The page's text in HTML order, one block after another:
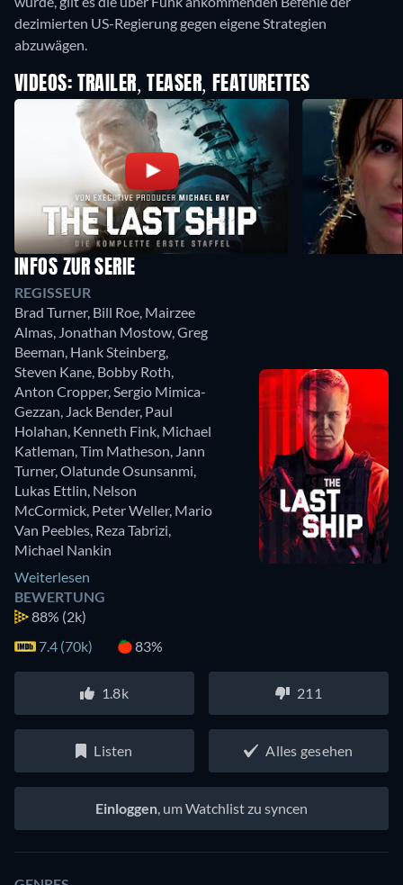
dezimierten US-Regierung gegen eigene Strategien
abzuwägen.
VIDEOS: TRAILER, TEASER, FEATURETTES
INFOS ZUR SERIE
REGISSEUR
Brad Turner, Bill Roe Mairzee
Almas Jonathan Mostow Greg
Beeman Hank Steinberg
Steven Kane Bobby Roth
Anton Cropper, Sergio Mimica-
Gezzan Jack Bender, Paul
Holahan Kenneth Fink Michael
Katleman Tim Matheson Jann
Turner, Olatunde Osunsanmi
Lukas Ettlin Nelson
McCormick Peter Weller, Mario
Van Peebles Reza Tabrizi
Michael Nankin
Weiterlesen
BEWERTUNG
88% (2k)
7.4 (70k)
83%
1.8k 211
Listen Alles gesehen
Einloggen , um Watchlist zu syncen